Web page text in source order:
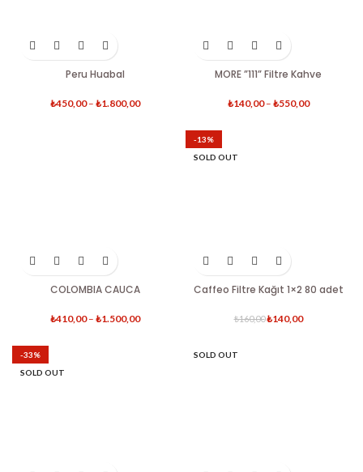
Peru Huabal
₺450,00 – ₺1.800,00
MORE ”111” Filtre Kahve
₺140,00 – ₺550,00
COLOMBIA CAUCA
₺410,00 – ₺1.500,00
-13%
SOLD OUT
Caffeo Filtre Kağıt 1×2 80 adet
₺160,00₺140,00
-33%
SOLD OUT
SOLD OUT